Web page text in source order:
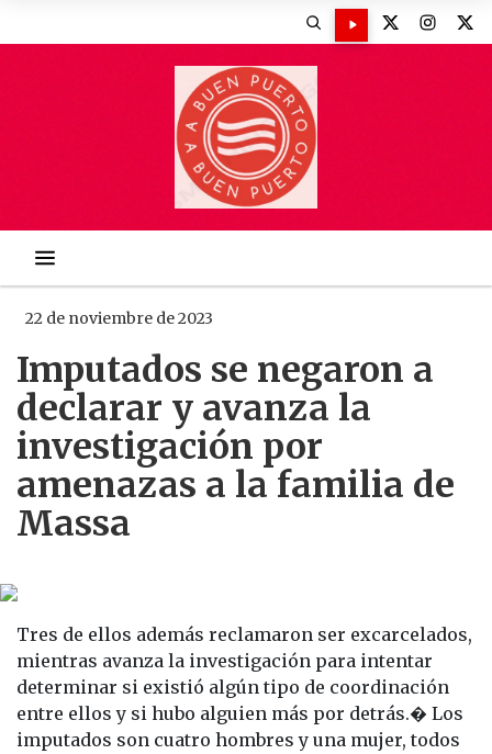
22 de noviembre de 2023
Imputados se negaron a
declarar y avanza la
investigación por
amenazas a la familia de
Massa
Tres de ellos además reclamaron ser excarcelados,
mientras avanza la investigación para intentar
determinar si existió algún tipo de coordinación
entre ellos y si hubo alguien más por detrás.� Los
imputados son cuatro hombres y una mujer, todos